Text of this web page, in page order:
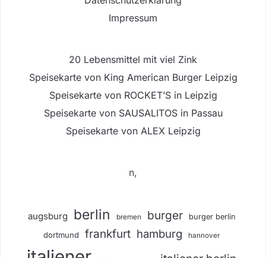
Impressum
20 Lebensmittel mit viel Zink
Speisekarte von King American Burger Leipzig
Speisekarte von ROCKET’S in Leipzig
Speisekarte von SAUSALITOS in Passau
Speisekarte von ALEX Leipzig
n,
augsburg berlin bremen burger burger berlin
dortmund frankfurt hamburg hannover